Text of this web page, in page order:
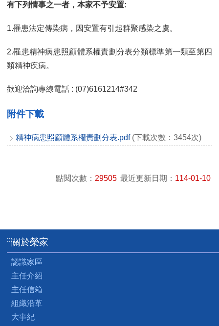
有下列情事之一者，本家不予安置:
1.罹患法定傳染病，因安置有引起群聚感染之虞。
2.罹患精神病患照顧體系權責劃分表分類標準第一類至第四
類精神疾病。
歡迎洽詢專線電話 : (07)6161214#342
附件下載
精神病患照顧體系權責劃分表.pdf(下載次數：3454次)
點閱次數： 29505 最近更新日期： 114-01-10
:::關於榮家
認識家區
主任介紹
主任信箱
組織沿革
大事紀